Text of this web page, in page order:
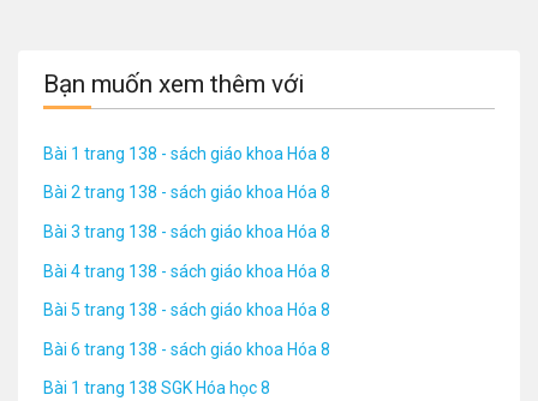
Bạn muốn xem thêm với
Bài 1 trang 138 - sách giáo khoa Hóa 8
Bài 2 trang 138 - sách giáo khoa Hóa 8
Bài 3 trang 138 - sách giáo khoa Hóa 8
Bài 4 trang 138 - sách giáo khoa Hóa 8
Bài 5 trang 138 - sách giáo khoa Hóa 8
Bài 6 trang 138 - sách giáo khoa Hóa 8
Bài 1 trang 138 SGK Hóa học 8